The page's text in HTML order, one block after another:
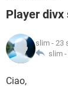
INSTAGRAM
TIKTOK
HARDWARE
INSTAGRAM
TIKTOK
HARDWARE
COVID-19
iOS
INSTAGRAM
FORUM
COVID-19
iOS
GLOSSARIO
COVID-19
Player divx
slim - 23
slim -
Ciao,